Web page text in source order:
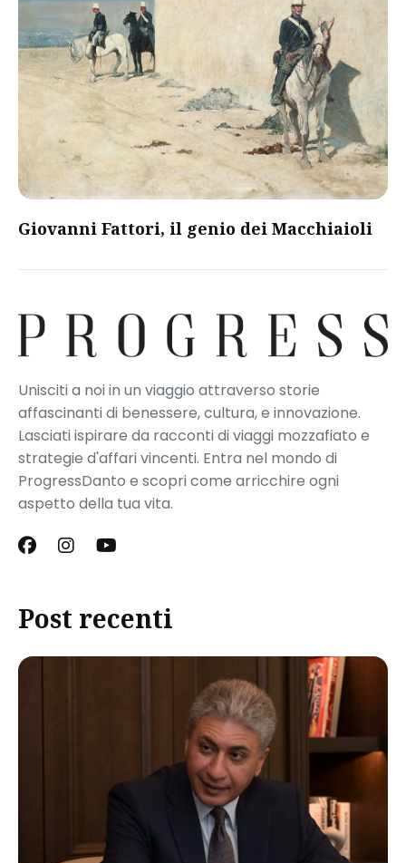
Giovanni Fattori, il genio dei Macchiaioli
Unisciti a noi in un viaggio attraverso storie
affascinanti di benessere, cultura, e innovazione.
Lasciati ispirare da racconti di viaggi mozzafiato e
strategie d'affari vincenti. Entra nel mondo di
ProgressDanto e scopri come arricchire ogni
aspetto della tua vita.
Post recenti